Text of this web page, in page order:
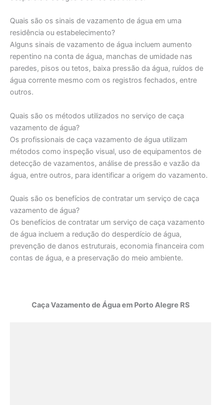
Quais são os sinais de vazamento de água em uma
residência ou estabelecimento?
Alguns sinais de vazamento de água incluem aumento
repentino na conta de água, manchas de umidade nas
paredes, pisos ou tetos, baixa pressão da água, ruídos de
água corrente mesmo com os registros fechados, entre
outros.
Quais são os métodos utilizados no serviço de caça
vazamento de água?
Os profissionais de caça vazamento de água utilizam
métodos como inspeção visual, uso de equipamentos de
detecção de vazamentos, análise de pressão e vazão da
água, entre outros, para identificar a origem do vazamento.
Quais são os benefícios de contratar um serviço de caça
vazamento de água?
Os benefícios de contratar um serviço de caça vazamento
de água incluem a redução do desperdício de água,
prevenção de danos estruturais, economia financeira com
contas de água, e a preservação do meio ambiente.
Caça Vazamento de Água em Porto Alegre RS